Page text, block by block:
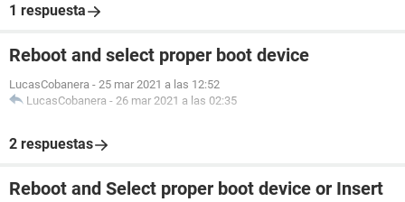
1 respuesta
Reboot and select proper boot device
LucasCobanera - 25 mar 2021 a las 12:52
LucasCobanera - 26 mar 2021 a las 02:35
2 respuestas
Reboot and Select proper boot device or Insert